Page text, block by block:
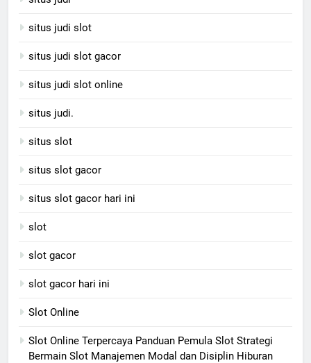
situs judi slot
situs judi slot gacor
situs judi slot online
situs judi.
situs slot
situs slot gacor
situs slot gacor hari ini
slot
slot gacor
slot gacor hari ini
Slot Online
Slot Online Terpercaya Panduan Pemula Slot Strategi
Bermain Slot Manajemen Modal dan Disiplin Hiburan